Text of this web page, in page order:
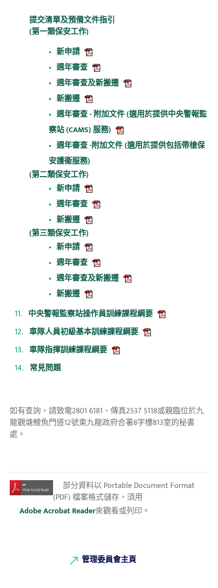
提交清單及預備文件指引
(第一類保安工作)
新申請
週年審查
週年審查及新搬遷
新搬遷
週年審查 - 附加文件 (適用於提供中央警報監
察站 (CAMS) 服務)
週年審查 -附加文件 (適用於提供包括帶槍保
安護衞服務)
(第二類保安工作)
新申請
週年審查
新搬遷
(第三類保安工作)
新申請
週年審查
週年審查及新搬遷
新搬遷
中央警報監察站操作員訓練課程綱要
車隊人員初級基本訓練課程綱要
車隊指揮訓練課程綱要
常見問題
如有查詢，請致電2801 6181、傳真2537 5118或親臨位於九
龍觀塘鯉魚門道12號東九龍政府合署8字樓813室的秘書
處。
部分資料以 Portable Document Format
(PDF) 檔案格式儲存，須用
Adobe Acrobat Reader來觀看或列印。
管理委員會主頁